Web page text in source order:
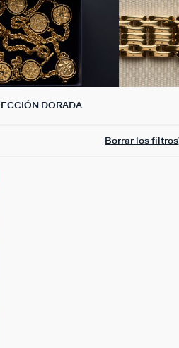
DORADA
Borrar los filtros